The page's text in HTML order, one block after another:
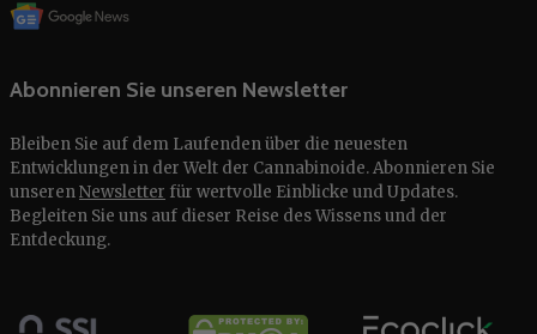
Abonnieren Sie unseren Newsletter
Bleiben Sie auf dem Laufenden über die neuesten
Entwicklungen in der Welt der Cannabinoide. Abonnieren Sie
unserenNewsletter für wertvolle Einblicke und Updates.
Begleiten Sie uns auf dieser Reise des Wissens und der
Entdeckung.